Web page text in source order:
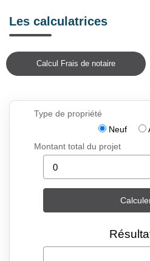
Les calculatrices
Calcul Frais de notaire